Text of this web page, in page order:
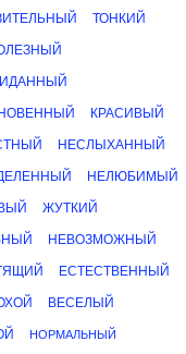
ТОНКИЙ
КРАСИВЫЙ
НЕСЛЫХАННЫЙ
НЕЛЮБИМЫЙ
ЖУТКИЙ
НЕВОЗМОЖНЫЙ
ЕСТЕСТВЕННЫЙ
ВЕСЕЛЫЙ
НОРМАЛЬНЫЙ